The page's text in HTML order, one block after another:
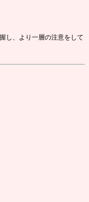
し、より一層の注意をして